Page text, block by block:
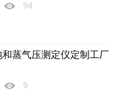
94
蒸气压测定仪定制工厂
9